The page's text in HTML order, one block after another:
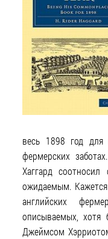
весь 1898 год
фермерских
Хаггард
ожидаемым.
английских
описываемых,
Джеймсом